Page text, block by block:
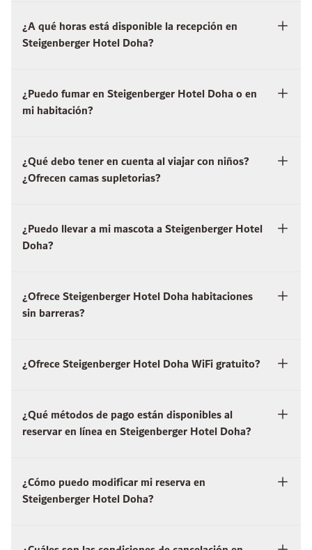
¿A qué horas está disponible la recepción en
Steigenberger Hotel Doha?
¿Puedo fumar en Steigenberger Hotel Doha o en
mi habitación?
¿Qué debo tener en cuenta al viajar con niños?
¿Ofrecen camas supletorias?
¿Puedo llevar a mi mascota a Steigenberger Hotel
Doha?
¿Ofrece Steigenberger Hotel Doha habitaciones
sin barreras?
¿Ofrece Steigenberger Hotel Doha WiFi gratuito?
¿Qué métodos de pago están disponibles al
reservar en línea en Steigenberger Hotel Doha?
¿Cómo puedo modificar mi reserva en
Steigenberger Hotel Doha?